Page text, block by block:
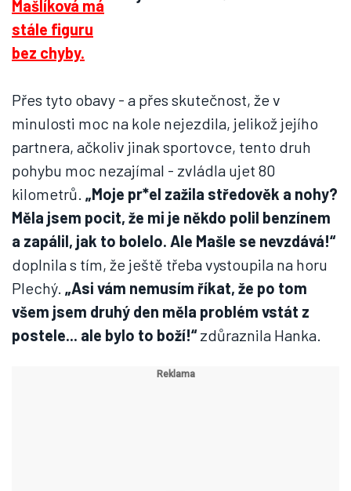
Přes tyto obavy - a přes skutečnost, že v
minulosti moc na kole nejezdila, jelikož jejího
partnera, ačkoliv jinak sportovce, tento druh
pohybu moc nezajímal - zvládla ujet 80
kilometrů. „Moje pr*el zažila středověk a nohy?
Měla jsem pocit, že mi je někdo polil benzínem
a zapálil, jak to bolelo. Ale Mašle se nevzdává!“
doplnila s tím, že ještě třeba vystoupila na horu
Plechý. „Asi vám nemusím říkat, že po tom
všem jsem druhý den měla problém vstát z
postele... ale bylo to boží!“zdůraznila Hanka.